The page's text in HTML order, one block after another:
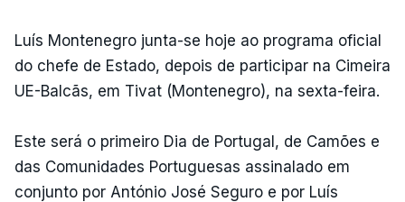
Luís Montenegro junta-se hoje ao programa oficial
do chefe de Estado, depois de participar na Cimeira
UE-Balcãs, em Tivat (Montenegro), na sexta-feira.
Este será o primeiro Dia de Portugal, de Camões e
das Comunidades Portuguesas assinalado em
conjunto por António José Seguro e por Luís